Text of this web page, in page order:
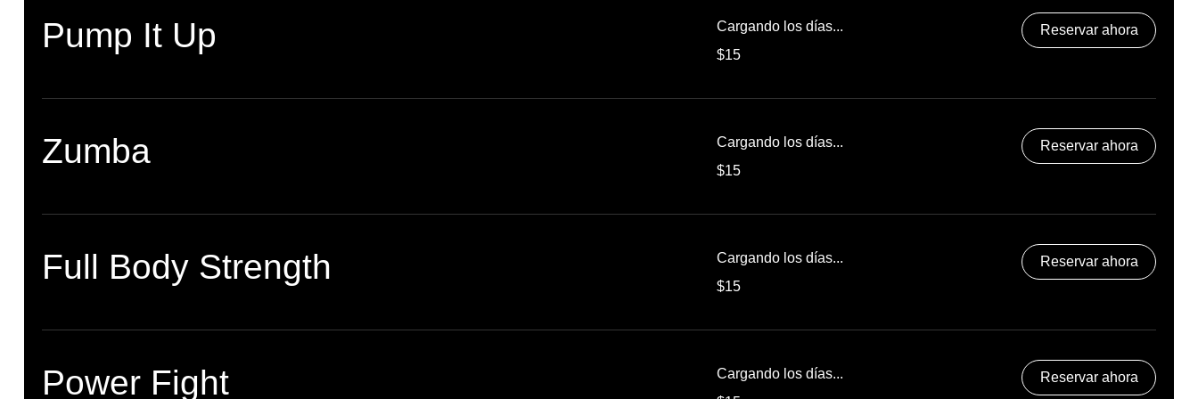
Pump It Up Cargando los días...
pesos
$15
Reservar ahora
Zumba Cargando los días...
pesos
$15
Reservar ahora
Full Body Strength Cargando los días...
pesos
$15
Reservar ahora
Power Fight Cargando los días... Reservar ahora